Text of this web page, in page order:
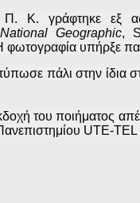
Κ. γράφτηκε εξ
National Geographic,
φωτoγραφία υπήρξε
πάλι στην ίδια
του ποιήματος
UTE-TEL